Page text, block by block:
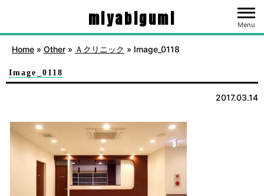
miyabigumi Menu
Home » Other » Ａクリニック » Image_0118
Image_0118
2017.03.14